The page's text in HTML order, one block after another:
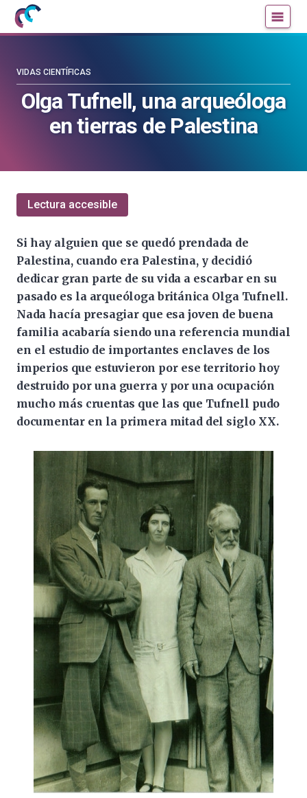
Mujeres
con
la
blog
la
Olga Tufnell, una arqueóloga
en tierras de Palestina
VIDAS CIENTÍFICAS
Lectura accesible
Si hay alguien que se quedó prendada de
Palestina, cuando era Palestina, y decidió
dedicar gran parte de su vida a escarbar en su
pasado es la arqueóloga británica Olga Tufnell.
Nada hacía presagiar que esa joven de buena
familia acabaría siendo una referencia mundial
en el estudio de importantes enclaves de los
imperios que estuvieron por ese territorio hoy
destruido por una guerra y por una ocupación
mucho más cruentas que las que Tufnell pudo
documentar en la primera mitad del siglo XX.